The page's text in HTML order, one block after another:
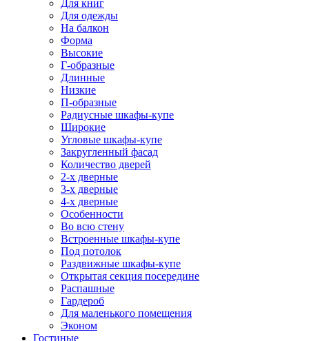
Для книг
Для одежды
На балкон
Форма
Высокие
Г-образные
Длинные
Низкие
П-образные
Радиусные шкафы-купе
Широкие
Угловые шкафы-купе
Закругленный фасад
Количество дверей
2-х дверные
3-х дверные
4-х дверные
Особенности
Во всю стену
Встроенные шкафы-купе
Под потолок
Раздвижные шкафы-купе
Открытая секция посередине
Распашные
Гардероб
Для маленького помещения
Эконом
Гостиные